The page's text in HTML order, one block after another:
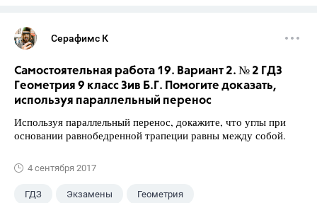
Серафимс К
Самостоятельная работа 19. Вариант 2. № 2 ГДЗ
Геометрия 9 класс Зив Б.Г. Помогите доказать,
используя параллельный перенос
Используя параллельный перенос, докажите, что углы при
основании равнобедренной трапеции равны между собой.
4 сентября 2017
ГДЗ Экзамены Геометрия